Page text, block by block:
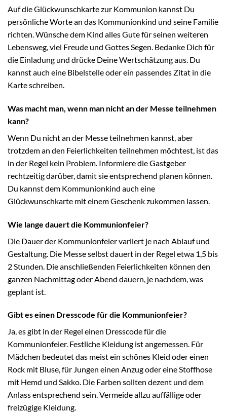
Auf die Glückwunschkarte zur Kommunion kannst Du
persönliche Worte an das Kommunionkind und seine Familie
richten. Wünsche dem Kind alles Gute für seinen weiteren
Lebensweg, viel Freude und Gottes Segen. Bedanke Dich für
die Einladung und drücke Deine Wertschätzung aus. Du
kannst auch eine Bibelstelle oder ein passendes Zitat in die
Karte schreiben.
Was macht man, wenn man nicht an der Messe teilnehmen
kann?
Wenn Du nicht an der Messe teilnehmen kannst, aber
trotzdem an den Feierlichkeiten teilnehmen möchtest, ist das
in der Regel kein Problem. Informiere die Gastgeber
rechtzeitig darüber, damit sie entsprechend planen können.
Du kannst dem Kommunionkind auch eine
Glückwunschkarte mit einem Geschenk zukommen lassen.
Wie lange dauert die Kommunionfeier?
Die Dauer der Kommunionfeier variiert je nach Ablauf und
Gestaltung. Die Messe selbst dauert in der Regel etwa 1,5 bis
2 Stunden. Die anschließenden Feierlichkeiten können den
ganzen Nachmittag oder Abend dauern, je nachdem, was
geplant ist.
Gibt es einen Dresscode für die Kommunionfeier?
Ja, es gibt in der Regel einen Dresscode für die
Kommunionfeier. Festliche Kleidung ist angemessen. Für
Mädchen bedeutet das meist ein schönes Kleid oder einen
Rock mit Bluse, für Jungen einen Anzug oder eine Stoffhose
mit Hemd und Sakko. Die Farben sollten dezent und dem
Anlass entsprechend sein. Vermeide allzu auffällige oder
freizügige Kleidung.